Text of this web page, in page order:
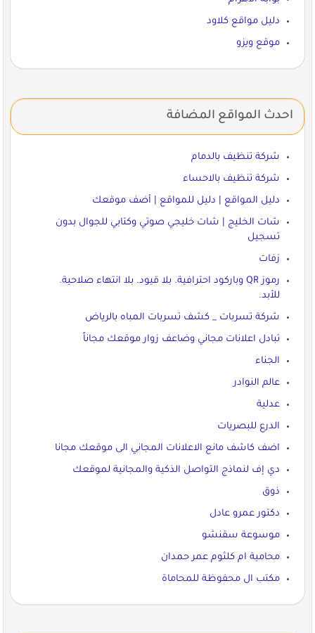
دليل مواقع كلاود
موقع ويزو
احدث المواقع المضافة
شركة تنظيف بالدمام
شركة تنظيف بالاحساء
دليل المواقع | دليل للمواقع | أضف موقعك
شات الخليج | شات خليجي صوتي وكتابي للجوال بدون
تسجيل
زفات
رموز QR وباركود احترافية. بلا قيود. بلا انتهاء صلاحية.
للأبد.
شركة تسربات _ كشف تسربات المباه بالرياض
تبادل اعلانات مجاني وضاعف زوار موقعك مجاناً
الجناء
عالم النوادر
عدلية
الدرع للبصريات
اضف كاشف مانع الاعلانات المجاني الى موقعك مجانا
دي إف لنماذج التواصل الذكية والمجانية لموقعك
ذوق
دكتور عمرو عادل
موسوعة سقنشو
محامية ام كلثوم عمر حمدان
مكتب ال محفوظة للمحاماة